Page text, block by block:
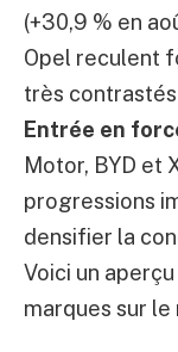
(+30,9 % en
Opel reculent
très
Entrée en
Motor, BYD et
progressions
densifier la
Voici un
marques sur